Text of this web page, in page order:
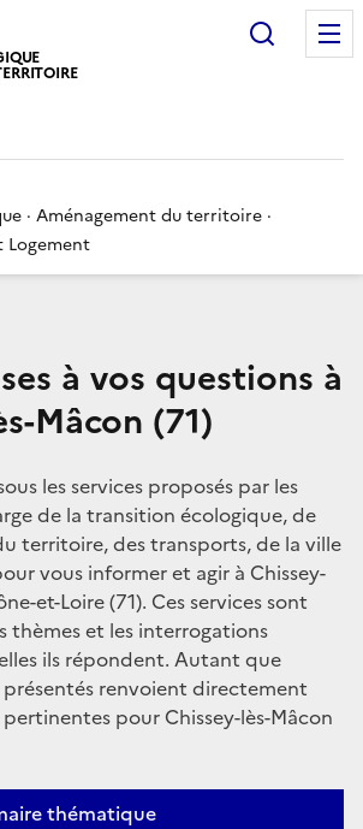
· Aménagement du territoire ·
Logement
à vos questions à
Mâcon (71)
les services proposés par les
de la transition écologique, de
territoire, des transports, de la ville
vous informer et agir à Chissey-
et-Loire (71). Ces services sont
thèmes et les interrogations
ils répondent. Autant que
présentés renvoient directement
pour Chissey-lès-Mâcon
thématique